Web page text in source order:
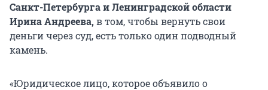
Санкт-Петербурга и Ленинградской области
Ирина Андреева,в том, чтобы вернуть свои
деньги через суд, есть только один подводный
камень.
«Юридическое лицо, которое объявило о